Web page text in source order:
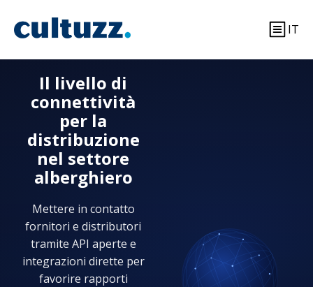
IT
Il livello di
connettività
per la
distribuzione
nel settore
alberghiero
Mettere in contatto
fornitori e distributori
tramite API aperte e
integrazioni dirette per
favorire rapporti